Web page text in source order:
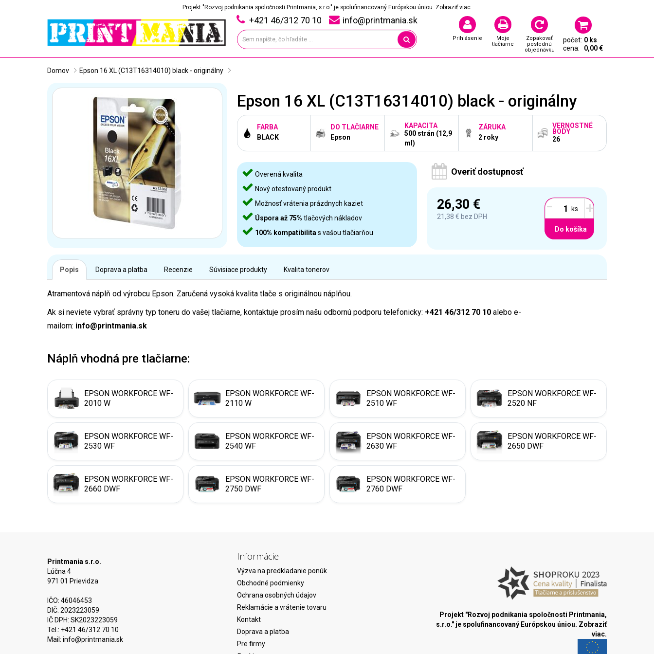
Projekt "Rozvoj podnikania spoločnosti Printmania, s.r.o." je spolufinancovaný Európskou úniou. Zobraziť viac.
+421 46/312 70 10 info@printmania.sk
Prihlásenie
Moje
tlačiarne
Zopakovať
poslednú
objednávku
počet: 0 ks
cena:
0,00 €
Domov Epson 16 XL (C13T16314010) black - originálny
Epson 16 XL (C13T16314010) black - originálny
FARBA
BLACK
DO TLAČIARNE
Epson
KAPACITA
500 strán (12,9
ml)
ZÁRUKA
2 roky
VERNOSTNÉ
BODY
26
Overená kvalita
Nový otestovaný produkt
Možnosť vrátenia prázdnych kaziet
Úspora až 75% tlačových nákladov
100% kompatibilita s vašou tlačiarňou
Overiť dostupnosť
26,30 €
21,38 € bez DPH - +
Do košíka
Popis Doprava a platba Recenzie Súvisiace produkty Kvalita tonerov
Atramentová náplň od výrobcu Epson. Zaručená vysoká kvalita tlače s originálnou náplňou.
Ak si neviete vybrať správny typ toneru do vašej tlačiarne, kontaktuje prosím našu odbornú podporu telefonicky: +421 46/312 70 10 alebo e-
mailom: info@printmania.sk
Náplň vhodná pre tlačiarne:
EPSON WORKFORCE WF-
2010 W
EPSON WORKFORCE WF-
2110 W
EPSON WORKFORCE WF-
2510 WF
EPSON WORKFORCE WF-
2520 NF
EPSON WORKFORCE WF-
2530 WF
EPSON WORKFORCE WF-
2540 WF
EPSON WORKFORCE WF-
2630 WF
EPSON WORKFORCE WF-
2650 DWF
EPSON WORKFORCE WF-
2660 DWF
EPSON WORKFORCE WF-
2750 DWF
EPSON WORKFORCE WF-
2760 DWF
Printmania s.r.o.
Lúčna 4
971 01 Prievidza
IČO: 46046453
DIČ: 2023223059
IČ DPH: SK2023223059
Tel.: +421 46/312 70 10
Mail: info@printmania.sk
Informácie
Výzva na predkladanie ponúk
Obchodné podmienky
Ochrana osobných údajov
Reklamácie a vrátenie tovaru
Kontakt
Doprava a platba
Pre firmy
Projekt "Rozvoj podnikania spoločnosti Printmania,
s.r.o." je spolufinancovaný Európskou úniou. Zobraziť
viac.